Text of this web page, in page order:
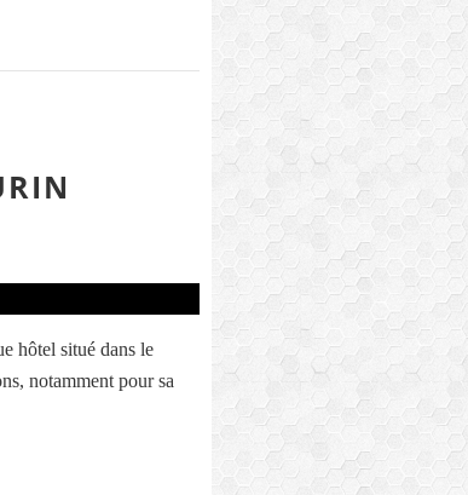
hôtel situé dans le
notamment pour sa